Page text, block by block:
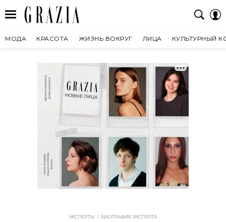
МОДА КРАСОТА ЖИЗНЬ ВОКРУГ ЛИЦА КУЛЬТУРНЫЙ
ЭКСПЕРТЫ БИОГРАФИЯ ЭКСПЕРТА